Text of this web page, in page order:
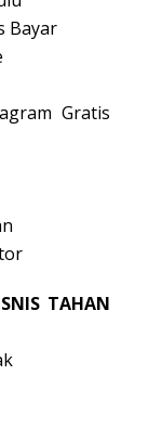
Bayar
Gratis
TAHAN